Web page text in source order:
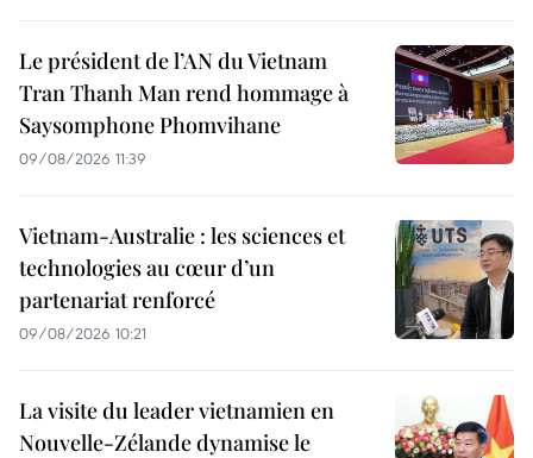
Le président de l’AN du Vietnam
Tran Thanh Man rend hommage à
Saysomphone Phomvihane
09/08/2026 11:39
Vietnam-Australie : les sciences et
technologies au cœur d’un
partenariat renforcé
09/08/2026 10:21
La visite du leader vietnamien en
Nouvelle-Zélande dynamise le